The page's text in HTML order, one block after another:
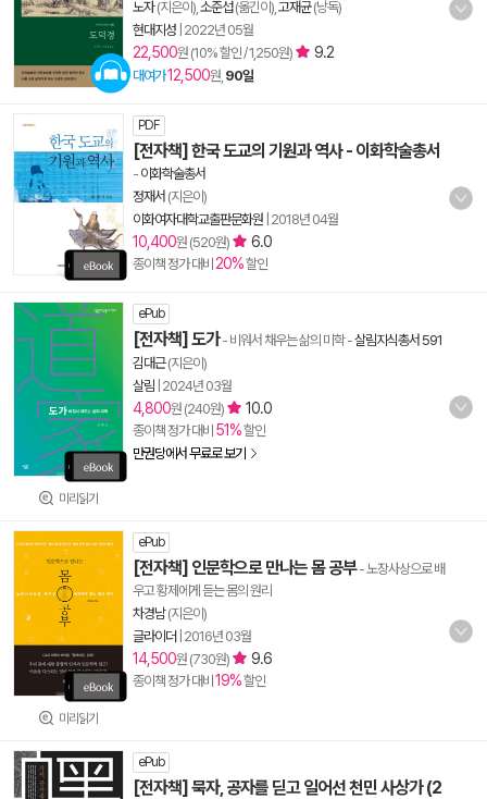
노자(지은이), 소준섭(옮긴이), 고재균(낭독)
현대지성 2022년 05월
22,500원 (10% 할인 / 1,250원) 9.2
대여가12,500원, 90일
PDF
[전자책] 한국 도교의 기원과 역사 - 이화학술총서
- 이화학술총서
정재서 (지은이)
이화여자대학교출판문화원 2018년 04월
10,400원 (520원) 6.0
종이책 정가 대비 20%할인
미리읽기
ePub
[전자책] 도가- 비워서 채우는 삶의 미학-살림지식총서 591
김대근(지은이)
살림 2024년 03월
4,800원 (240원) 10.0
종이책 정가 대비 51%할인
만권당에서 무료로 보기
미리읽기
ePub
[전자책] 인문학으로 만나는 몸 공부- 노장사상으로 배
우고 황제에게 듣는 몸의 원리
차경남(지은이)
글라이더 2016년 03월
14,500원 (730원) 9.6
종이책 정가 대비 19%할인
ePub
[전자책] 묵자, 공자를 딛고 일어선 천민 사상가 (2